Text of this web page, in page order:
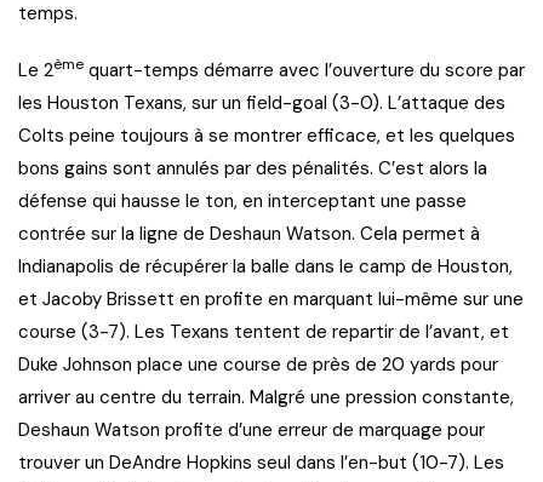
temps.
Le 2ème quart-temps démarre avec l’ouverture du score par
les Houston Texans, sur un field-goal (3-0). L’attaque des
Colts peine toujours à se montrer efficace, et les quelques
bons gains sont annulés par des pénalités. C’est alors la
défense qui hausse le ton, en interceptant une passe
contrée sur la ligne de Deshaun Watson. Cela permet à
Indianapolis de récupérer la balle dans le camp de Houston,
et Jacoby Brissett en profite en marquant lui-même sur une
course (3-7). Les Texans tentent de repartir de l’avant, et
Duke Johnson place une course de près de 20 yards pour
arriver au centre du terrain. Malgré une pression constante,
Deshaun Watson profite d’une erreur de marquage pour
trouver un DeAndre Hopkins seul dans l’en-but (10-7). Les